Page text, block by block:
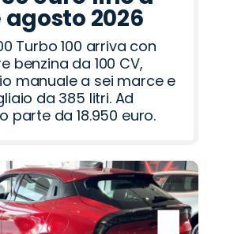
2026
Turbo 100 arriva con
benzina da 100 CV,
manuale a sei marce e
da 385 litri. Ad
parte da 18.950 euro.